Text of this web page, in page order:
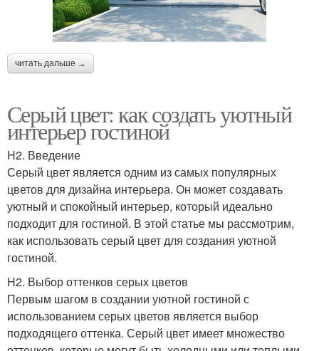
читать дальше →
Серый цвет: как создать уютный
интерьер гостиной
H2. Введение
Серый цвет является одним из самых популярных
цветов для дизайна интерьера. Он может создавать
уютный и спокойный интерьер, который идеально
подходит для гостиной. В этой статье мы рассмотрим,
как использовать серый цвет для создания уютной
гостиной.
H2. Выбор оттенков серых цветов
Первым шагом в создании уютной гостиной с
использованием серых цветов является выбор
подходящего оттенка. Серый цвет имеет множество